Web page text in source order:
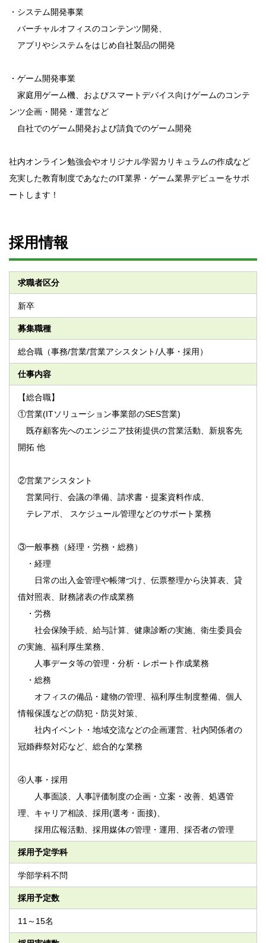
・システム開発事業
バーチャルオフィスのコンテンツ開発、
アプリやシステムをはじめ自社製品の開発
・ゲーム開発事業
家庭用ゲーム機、およびスマートデバイス向けゲームのコンテ
ンツ企画・開発・運営など
自社でのゲーム開発および請負でのゲーム開発
社内オンライン勉強会やオリジナル学習カリキュラムの作成など
充実した教育制度であなたのIT業界・ゲーム業界デビューをサポ
ートします！
採用情報
求職者区分
新卒
募集職種
総合職（事務/営業/営業アシスタント/人事・採用）
仕事内容
【総合職】
①営業(ITソリューション事業部のSES営業)
既存顧客先へのエンジニア技術提供の営業活動、新規客先
開拓 他
②営業アシスタント
営業同行、会議の準備、請求書・提案資料作成、
テレアポ、 スケジュール管理などのサポート業務
③一般事務（経理・労務・総務）
・経理
日常の出入金管理や帳簿づけ、伝票整理から決算表、貸
借対照表、財務諸表の作成業務
・労務
社会保険手続、給与計算、健康診断の実施、衛生委員会
の実施、福利厚生業務、
人事データ等の管理・分析・レポート作成業務
・総務
オフィスの備品・建物の管理、福利厚生制度整備、個人
情報保護などの防犯・防災対策、
社内イベント・地域交流などの企画運営、社内関係者の
冠婚葬祭対応など、総合的な業務
④人事・採用
人事面談、人事評価制度の企画・立案・改善、処遇管
理、キャリア相談、採用(選考・面接)、
採用広報活動、採用媒体の管理・運用、採否者の管理
採用予定学科
学部学科不問
採用予定数
11～15名